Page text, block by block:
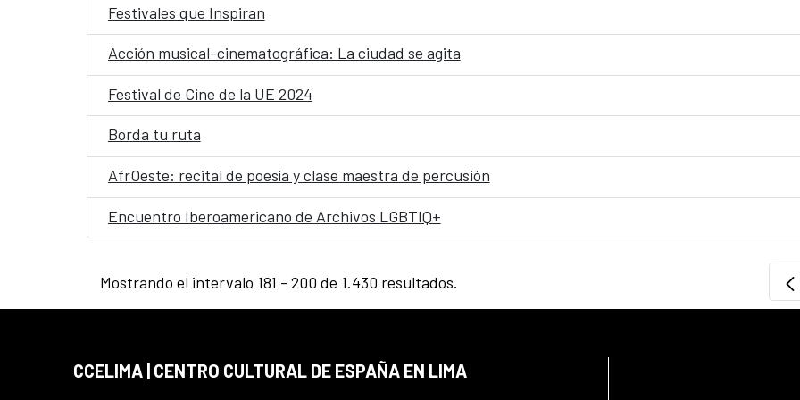
Festivales que Inspiran
Acción musical-cinematográfica: La ciudad se agita
Festival de Cine de la UE 2024
Borda tu ruta
AfrOeste: recital de poesía y clase maestra de percusión
Encuentro Iberoamericano de Archivos LGBTIQ+
Mostrando el intervalo 181 - 200 de 1.430 resultados.
CCELIMA | CENTRO CULTURAL DE ESPAÑA EN LIMA